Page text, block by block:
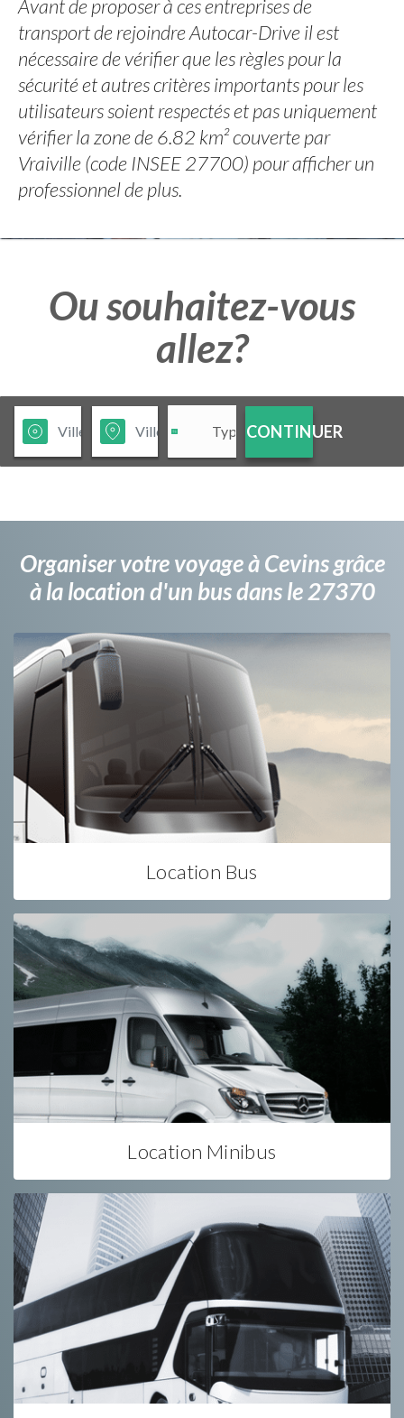
Avant de proposer à ces entreprises de
transport de rejoindre Autocar-Drive il est
nécessaire de vérifier que les règles pour la
sécurité et autres critères importants pour les
utilisateurs soient respectés et pas uniquement
vérifier la zone de 6.82 km² couverte par
Vraiville (code INSEE 27700) pour afficher un
professionnel de plus.
Ou souhaitez-vous
allez?
CONTINUER
Organiser votre voyage à Cevins grâce
à la location d'un bus dans le 27370
Location Bus
Location Minibus